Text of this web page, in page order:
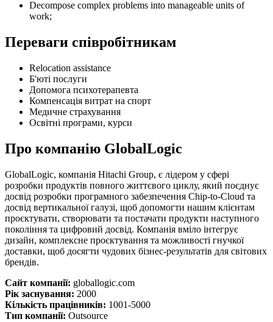
Decompose complex problems into manageable units of
work;
Переваги співробітникам
Relocation assistance
Б'юті послуги
Допомога психотерапевта
Компенсація витрат на спорт
Медичне страхування
Освітні програми, курси
Про компанію GlobalLogic
GlobalLogic, компанія Hitachi Group, є лідером у сфері
розробки продуктів повного життєвого циклу, який поєднує
досвід розробки програмного забезпечення Chip-to-Cloud та
досвід вертикальної галузі, щоб допомогти нашим клієнтам
проєктувати, створювати та постачати продукти наступного
покоління та цифровий досвід. Компанія вміло інтегрує
дизайн, комплексне проєктування та можливості гнучкої
доставки, щоб досягти чудових бізнес-результатів для світових
брендів.
Сайт компанії: globallogic.com
Рік заснування: 2000
Кількість працівників: 1001-5000
Тип компанії: Outsource